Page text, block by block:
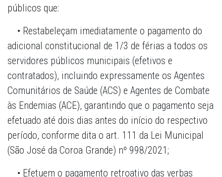
públicos que:
• Restabeleçam imediatamente o pagamento do
adicional constitucional de 1/3 de férias a todos os
servidores públicos municipais (efetivos e
contratados), incluindo expressamente os Agentes
Comunitários de Saúde (ACS) e Agentes de Combate
às Endemias (ACE), garantindo que o pagamento seja
efetuado até dois dias antes do início do respectivo
período, conforme dita o art. 111 da Lei Municipal
(São José da Coroa Grande) nº 998/2021;
• Efetuem o pagamento retroativo das verbas